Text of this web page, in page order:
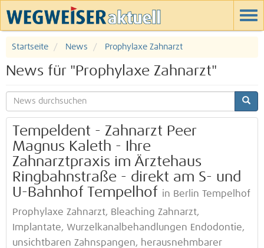
Startseite News Prophylaxe Zahnarzt
News für "Prophylaxe Zahnarzt"
Tempeldent - Zahnarzt Peer
Magnus Kaleth - Ihre
Zahnarztpraxis im Ärztehaus
Ringbahnstraße - direkt am S- und
U-Bahnhof Tempelhof in Berlin Tempelhof
Prophylaxe Zahnarzt, Bleaching Zahnarzt,
Implantate, Wurzelkanalbehandlungen Endodontie,
unsichtbaren Zahnspangen, herausnehmbarer